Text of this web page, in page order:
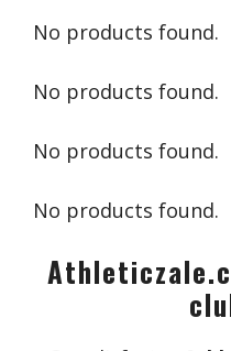
No products found.
No products found.
No products found.
No products found.